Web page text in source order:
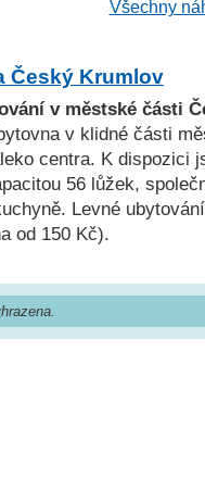
Všechny
Český Krumlov
v městské části
v klidné části
centra. K dispozici
56 lůžek,
Levné
od 150 Kč).